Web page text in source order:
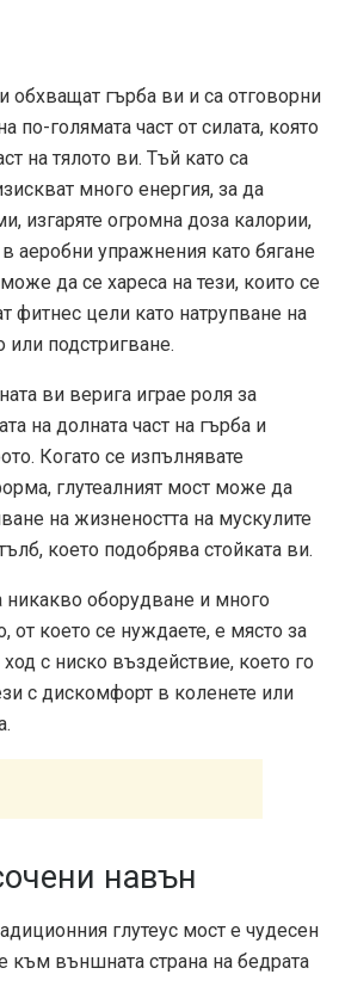
гърба ви и са отговорни
по-голямата част от силата, която
на тялото ви. Тъй като са
много енергия, за да
изгаряте огромна доза калории,
аеробни упражнения като бягане
да се хареса на тези, които се
фитнес цели като натрупване на
или подстригване.
ви верига играе роля за
на долната част на гърба и
Когато се изпълнявате
глутеалният мост може да
на жизнеността на мускулите
което подобрява стойката ви.
никакво оборудване и много
от което се нуждаете, е място за
с ниско въздействие, което го
с дискомфорт в коленете или
навън
глутеус мост е чудесен
към външната страна на бедрата